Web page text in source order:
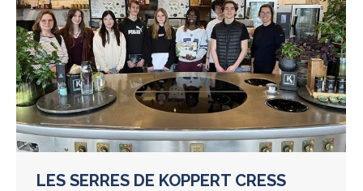
LES SERRES DE KOPPERT CRESS